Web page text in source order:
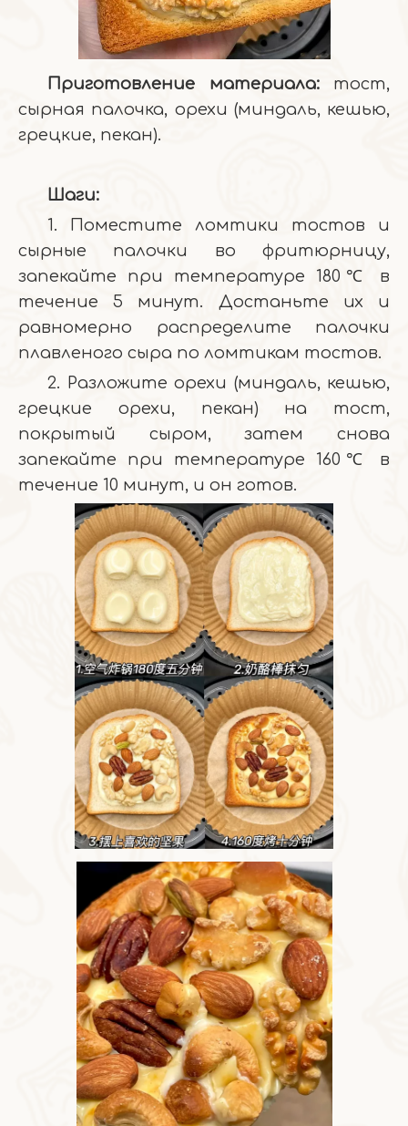
Приготовление материала: тост,
сырная палочка, орехи (миндаль, кешью,
грецкие, пекан).
Шаги:
1. Поместите ломтики тостов и
сырные палочки во фритюрницу,
запекайте при температуре 180℃ в
течение 5 минут. Достаньте их и
равномерно распределите палочки
плавленого сыра по ломтикам тостов.
2. Разложите орехи (миндаль, кешью,
грецкие орехи, пекан) на тост,
покрытый сыром, затем снова
запекайте при температуре 160℃ в
течение 10 минут, и он готов.